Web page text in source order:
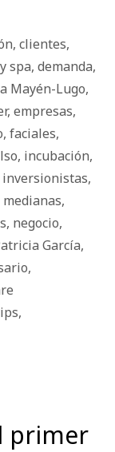
, clientes,
spa, demanda,
Mayén-Lugo,
, empresas,
, faciales,
, incubación,
inversionistas,
medianas,
, negocio,
García,
,
,
primer